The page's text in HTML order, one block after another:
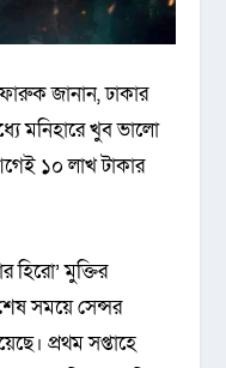
জানান, ঢাকার
মনিহারে খুব ভালো
১০ লাখ টাকার
হিরো’ মুক্তির
সময়ে সেন্সর
প্রথম সপ্তাহে